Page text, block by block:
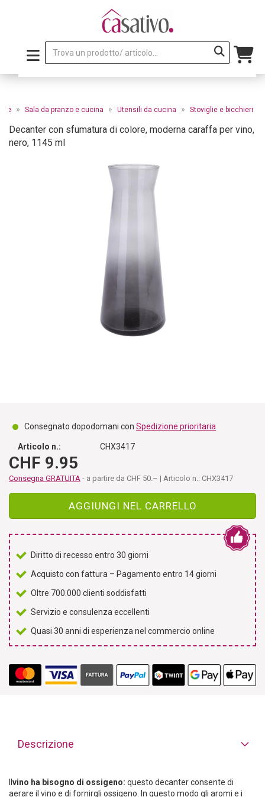
» Sala da pranzo e cucina » Utensili da cucina » Stoviglie e bicchieri
Decanter con sfumatura di colore, moderna caraffa per vino,
nero, 1145 ml
Consegnato dopodomani con Spedizione prioritaria
Articolo n.: CHX3417
CHF 9.95
Consegna GRATUITA - a partire da CHF 50.– | Articolo n.: CHX3417
AGGIUNGI NEL CARRELLO
Diritto di recesso entro 30 giorni
Acquisto con fattura – Pagamento entro 14 giorni
Oltre 700.000 clienti soddisfatti
Servizio e consulenza eccellenti
Quasi 30 anni di esperienza nel commercio online
Descrizione
vino ha bisogno di ossigeno: questo decanter consente di
aerare il vino e di fornirgli ossigeno. In questo modo gli aromi e i